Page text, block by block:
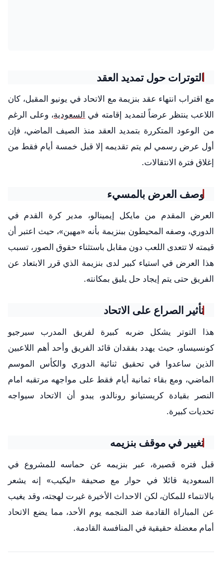
التوترات حول تمديد العقد
مع اقتراب انتهاء عقد بنزيمة مع الاتحاد في يونيو المقبل، كان
اللاعب ينتظر عرضاً لتمديد إقامته في السعودية، وعلى الرغم
من الوعود المتكررة بتمديد العقد منذ الصيف الماضي، فإن
أول عرض رسمي لم يتم تقديمه إلا قبل خمسة أيام فقط من
إغلاق فترة الانتقالات.
وصف العرض بالمسيء
العرض المقدم من مايكل إيمينالو، مدير كرة القدم في
الدوري، وصفه المحيطون ببنزيمة بأنه «مهين»، حيث اعتبر أن
قيمته لا تتعدى اللعب دون مقابل باستثناء حقوق الصور، تسبب
هذا العرض في استياء كبير لدى بنزيمة الذي قرر الابتعاد عن
الفريق حتى يتم إيجاد حل يليق بمكانته.
تأثير الصراع على الاتحاد
هذا التوتر يشكل ضربه كبيرة لفريق المدرب سيرجيو
كونسيساو، حيث يهدد بفقدان قائد الفريق وأحد أهم اللاعبين
الذين ساعدوا في تحقيق ثنائية الدوري والكأس الموسم
الماضي، ومع بقاء ثمانية أيام فقط على مواجهه مرتقبه امام
النصر بقيادة كريستيانو رونالدو، يبدو أن الاتحاد سيواجه
تحديات كبيرة.
تغيير في موقف بنزيمه
قبل فتره قصيرة، عبر بنزيمه عن حماسه للمشروع في
السعودية قائلا في حوار مع صحيفة «ليكيب» إنه يشعر
بالانتماء للمكان، لكن الاحداث الأخيرة غيرت لهجته، وقد يغيب
عن المباراة القادمة ضد النجمه يوم الأحد، مما يضع الاتحاد
أمام معضلة حقيقية في المنافسة القادمة.